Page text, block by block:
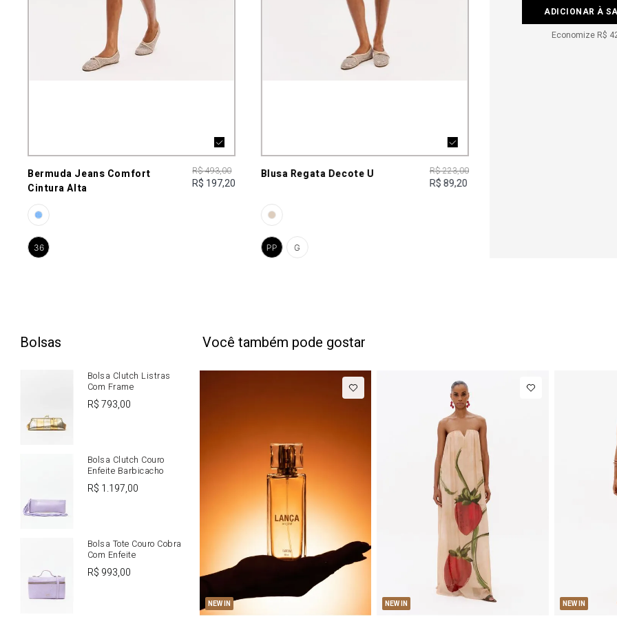
Bermuda Jeans Comfort
Cintura Alta
R$ 493,00
R$ 197,20
36
Blusa Regata Decote U R$ 223,00
R$ 89,20
G
PP
ADICIONAR À
Economize R$
Bolsas
Bolsa Clutch Listras
Com Frame
R$793,00
Bolsa Clutch Couro
Enfeite Barbicacho
R$ 1.197,00
Bolsa Tote Couro Cobra
Com Enfeite
R$ 993,00
Você também pode gostar
NEW IN
U
NEW IN
M G
NEW IN
PP